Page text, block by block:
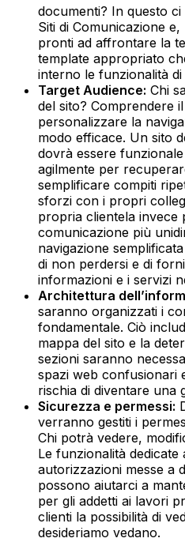
documenti? In questo
Siti di Comunicazione
pronti ad affrontare la
template appropriato
interno le funzionalità di
Target Audience: Chi
del sito? Comprendere
personalizzare la
modo efficace. Un sito
dovrà essere
agilmente per
semplificare compiti
sforzi con i propri
propria clientela
comunicazione più
navigazione
di non perdersi e di
informazioni e i servizi
Architettura
saranno organizzati i
fondamentale. Ciò
mappa del sito e la
sezioni saranno
spazi web confusionari
rischia di diventare una
Sicurezza e permessi:
verranno gestiti i
Chi potrà vedere,
Le funzionalità dedicate
autorizzazioni messe a
possono aiutarci a
per gli addetti ai lavori
clienti la possibilità di
desideriamo vedano.